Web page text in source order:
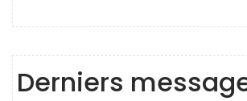
Derniers